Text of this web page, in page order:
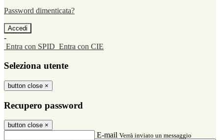
Password dimenticata?
-
Entra con SPID Entra con CIE
Seleziona utente
button close ×
Recupero password
button close ×
E-mail Verrà inviato un messaggio